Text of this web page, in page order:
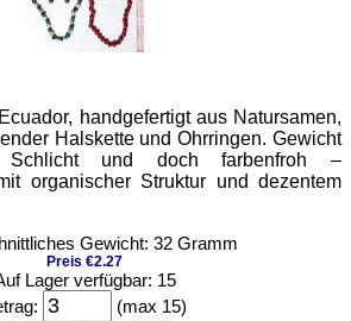
handgefertigt aus Natur­samen,
Halskette und Ohrringen. Gewicht
und doch farbenfroh –
organischer Struktur und dezentem
Gewicht: 32 Gramm
Preis €2.27
Lager verfügbar: 15
(max 15)